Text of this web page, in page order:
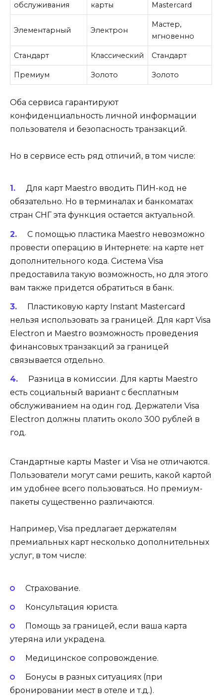
обслуживания
карты
Mastercard
Элементарный Электрон
Мастер,
мгновенно
Стандарт Классический Стандарт
Премиум Золото Золото
Оба сервиса гарантируют
конфиденциальность личной информации
пользователя и безопасность транзакций.
Но в сервисе есть ряд отличий, в том числе:
Для карт Maestro вводить ПИН-код не
обязательно. Но в терминалах и банкоматах
стран СНГ эта функция остается актуальной.
С помощью пластика Maestro невозможно
провести операцию в Интернете: на карте нет
дополнительного кода. Система Visa
предоставила такую ​​возможность, но для этого
вам также придется обратиться в банк.
Пластиковую карту Instant Mastercard
нельзя использовать за границей. Для карт Visa
Electron и Maestro возможность проведения
финансовых транзакций за границей
связывается отдельно.
Разница в комиссии. Для карты Maestro
есть социальный вариант с бесплатным
обслуживанием на один год. Держатели Visa
Electron должны платить около 300 рублей в
год.
Стандартные карты Master и Visa не отличаются.
Пользователи могут сами решить, какой картой
им удобнее всего пользоваться. Но премиум-
пакеты существенно различаются.
Например, Visa предлагает держателям
премиальных карт несколько дополнительных
услуг, в том числе:
Страхование.
Консультация юриста.
Помощь за границей, если ваша карта
утеряна или украдена.
Медицинское сопровождение.
Бонусы в разных ситуациях (при
бронировании мест в отеле и т.д.).